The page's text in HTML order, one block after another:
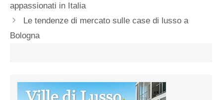
appassionati in Italia
Le tendenze di mercato sulle case di lusso a
Bologna